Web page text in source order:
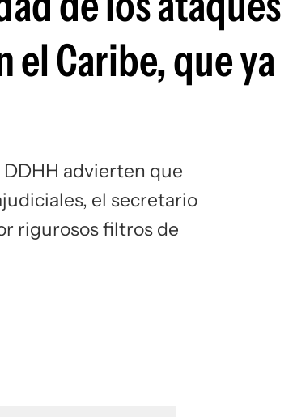
Siguenos en:
el Caribe, que ya
advierten que
el secretario
rigurosos filtros de